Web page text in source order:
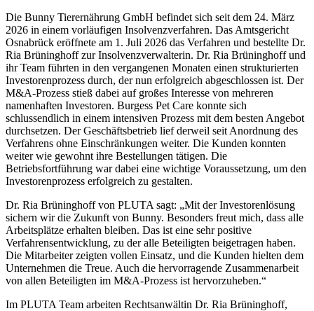
Die Bunny Tierernährung GmbH befindet sich seit dem 24. März
2026 in einem vorläufigen Insolvenzverfahren. Das Amtsgericht
Osnabrück eröffnete am 1. Juli 2026 das Verfahren und bestellte Dr.
Ria Brüninghoff zur Insolvenzverwalterin. Dr. Ria Brüninghoff und
ihr Team führten in den vergangenen Monaten einen strukturierten
Investorenprozess durch, der nun erfolgreich abgeschlossen ist. Der
M&A-Prozess stieß dabei auf großes Interesse von mehreren
namenhaften Investoren. Burgess Pet Care konnte sich
schlussendlich in einem intensiven Prozess mit dem besten Angebot
durchsetzen. Der Geschäftsbetrieb lief derweil seit Anordnung des
Verfahrens ohne Einschränkungen weiter. Die Kunden konnten
weiter wie gewohnt ihre Bestellungen tätigen. Die
Betriebsfortführung war dabei eine wichtige Voraussetzung, um den
Investorenprozess erfolgreich zu gestalten.
Dr. Ria Brüninghoff von PLUTA sagt: „Mit der Investorenlösung
sichern wir die Zukunft von Bunny. Besonders freut mich, dass alle
Arbeitsplätze erhalten bleiben. Das ist eine sehr positive
Verfahrensentwicklung, zu der alle Beteiligten beigetragen haben.
Die Mitarbeiter zeigten vollen Einsatz, und die Kunden hielten dem
Unternehmen die Treue. Auch die hervorragende Zusammenarbeit
von allen Beteiligten im M&A-Prozess ist hervorzuheben.“
Im PLUTA Team arbeiten Rechtsanwältin Dr. Ria Brüninghoff,